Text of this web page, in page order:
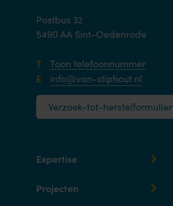
Postbus 32
5490 AA Sint-Oedenrode
T Toon telefoonnummer
E info@van-stiphout.nl
Verzoek-tot-herstelformulier
Expertise
Projecten